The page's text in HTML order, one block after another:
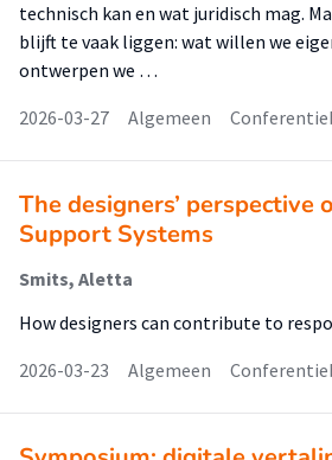
technisch kan en wat juridisch mag.
blijft te vaak liggen: wat willen we
ontwerpen we …
2026-03-27
Algemeen
The designers’ perspective
Support Systems
Smits, Aletta
How designers can contribute to
2026-03-23
Algemeen